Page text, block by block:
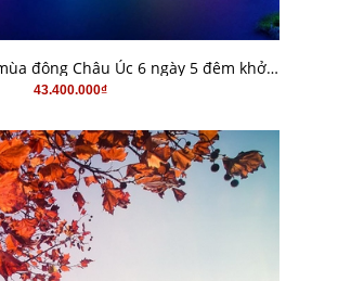
MUA HÀNG Khám phá vẻ đẹp mùa đông Châu Úc 6 ngày 5 đêm khởi hành từ Hà Nội
43.400.000₫